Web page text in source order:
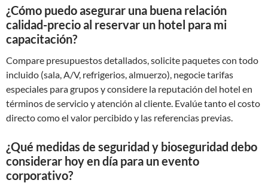
¿Cómo puedo asegurar una buena relación
calidad-precio al reservar un hotel para mi
capacitación?
Compare presupuestos detallados, solicite paquetes con todo
incluido (sala, A/V, refrigerios, almuerzo), negocie tarifas
especiales para grupos y considere la reputación del hotel en
términos de servicio y atención al cliente. Evalúe tanto el costo
directo como el valor percibido y las referencias previas.
¿Qué medidas de seguridad y bioseguridad debo
considerar hoy en día para un evento
corporativo?